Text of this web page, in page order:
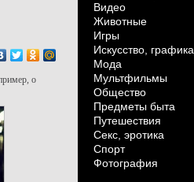
о
Видео
Животные
Игры
Искусство, графика
Мода
Мультфильмы
Общество
Предметы быта
Путешествия
Секс, эротика
Спорт
Фотография